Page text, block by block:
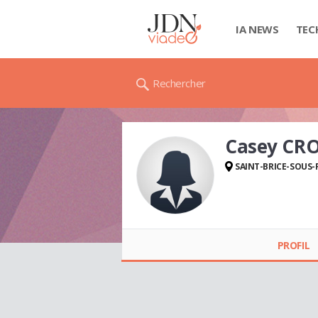
IA NEWS
Rechercher
Casey
SAINT-BRICE-SOUS-
PROFIL